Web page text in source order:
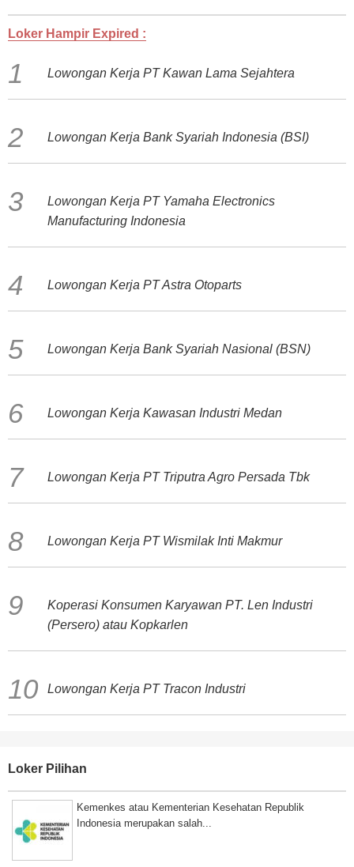
Loker Hampir Expired :
Lowongan Kerja PT Kawan Lama Sejahtera
Lowongan Kerja Bank Syariah Indonesia (BSI)
Lowongan Kerja PT Yamaha Electronics
Manufacturing Indonesia
Lowongan Kerja PT Astra Otoparts
Lowongan Kerja Bank Syariah Nasional (BSN)
Lowongan Kerja Kawasan Industri Medan
Lowongan Kerja PT Triputra Agro Persada Tbk
Lowongan Kerja PT Wismilak Inti Makmur
Koperasi Konsumen Karyawan PT. Len Industri
(Persero) atau Kopkarlen
Lowongan Kerja PT Tracon Industri
Loker Pilihan
Kemenkes atau Kementerian Kesehatan Republik
Indonesia merupakan salah...